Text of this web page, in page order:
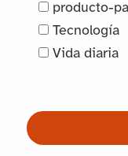
producto-
Tecnología
Vida diaria